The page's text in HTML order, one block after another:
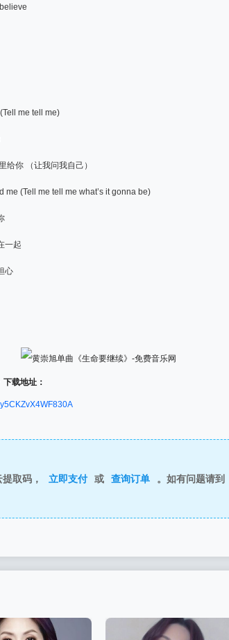
me tell me)
给你 （让我问我自己）
me (Tell me tell me what’s it gonna be)
一起
心
载地址：
取码， 立即支付 或 查询订单 。如有问题请到